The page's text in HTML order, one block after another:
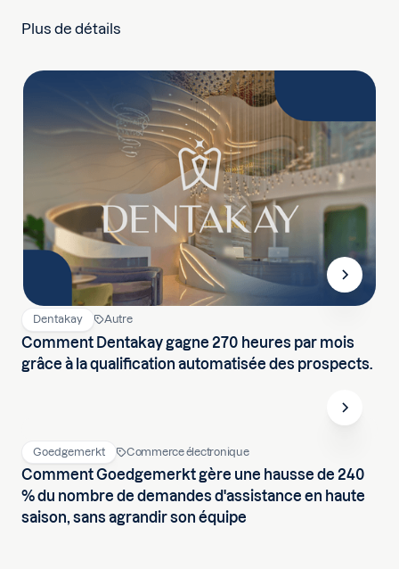
Plus de détails
Dentakay Autre
Comment Dentakay gagne 270 heures par mois
grâce à la qualification automatisée des prospects.
Goedgemerkt Commerce électronique
Comment Goedgemerkt gère une hausse de 240
% du nombre de demandes d'assistance en haute
saison, sans agrandir son équipe